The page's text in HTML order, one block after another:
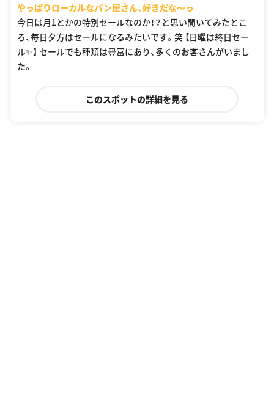
やっぱりローカルなパン屋さん、好きだな〜っ
今日は月1とかの特別セールなのか！？と思い聞いてみたとこ
ろ、毎日夕方はセールになるみたいです。笑 【日曜は終日セー
ル✨】 セールでも種類は豊富にあり、多くのお客さんがいまし
た。
このスポットの詳細を見る